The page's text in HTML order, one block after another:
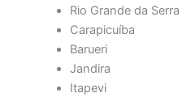
Rio Grande da Serra
Carapicuíba
Barueri
Jandira
Itapevi